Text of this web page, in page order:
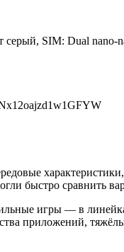
SIM: Dual nano-
быстро сравнить
игры — в
приложений,